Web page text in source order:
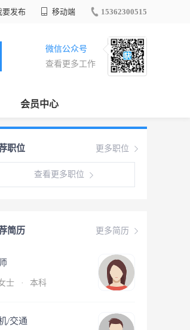
要发布 移动端 15362300515
微信公众号
查看更多工作
会员中心
更多职位
职位
查看更多职位
更多简历
简历
士 · 本科
/交通